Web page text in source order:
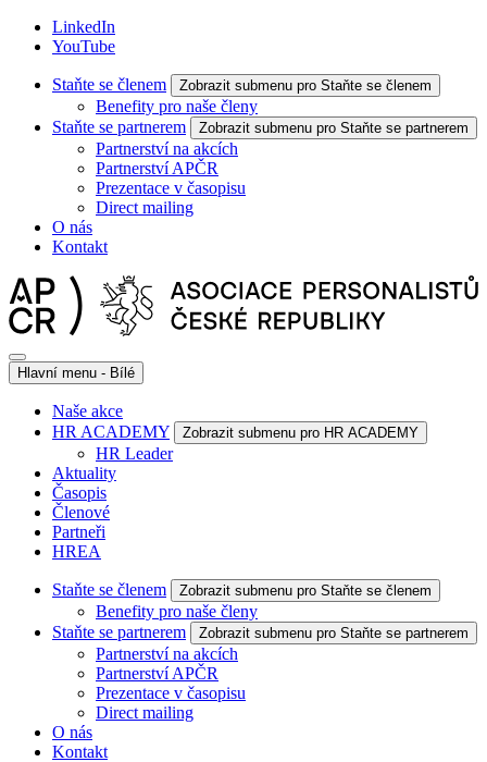
LinkedIn
YouTube
Staňte se členem Zobrazit submenu pro Staňte se členem
Benefity pro naše členy
Staňte se partnerem
Zobrazit submenu pro Staňte se partnerem
Partnerství na akcích
Partnerství APČR
Prezentace v časopisu
Direct mailing
O nás
Kontakt
Hlavní menu - Bílé
Naše akce
HR ACADEMY
Zobrazit submenu pro HR ACADEMY
HR Leader
Aktuality
Časopis
Členové
Partneři
HREA
Staňte se členem Zobrazit submenu pro Staňte se členem
Benefity pro naše členy
Staňte se partnerem
Zobrazit submenu pro Staňte se partnerem
Partnerství na akcích
Partnerství APČR
Prezentace v časopisu
Direct mailing
O nás
Kontakt